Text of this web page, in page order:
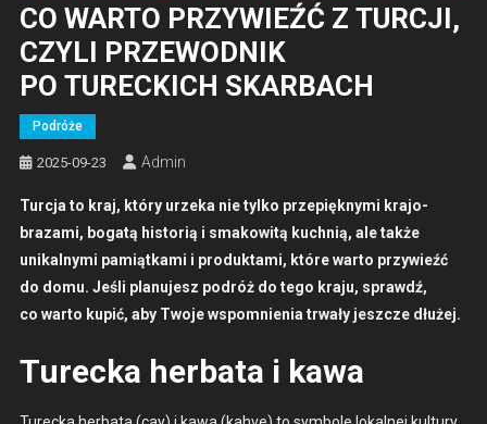
CO WARTO PRZYWIEŹĆ Z TURCJI,
CZYLI PRZEWODNIK
PO TURECKICH SKARBACH
Podróże
2025-09-23 Admin
Tur­c­ja to kraj, który urze­ka nie tylko przepiękny­mi kra­jo­
braza­mi, bogatą his­torią i smakow­itą kuch­nią, ale także
unikalny­mi pamiątka­mi i pro­duk­ta­mi, które warto przy­wieźć
do domu. Jeśli planu­jesz podróż do tego kra­ju, sprawdź,
co warto kupić, aby Two­je wspom­nienia trwały jeszcze dłużej.
Turecka herbata i kawa